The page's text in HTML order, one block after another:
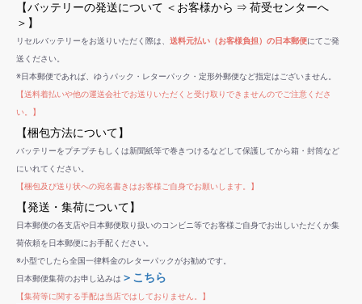
【バッテリーの発送について ＜お客様から ⇒ 荷受センターへ
＞】
リセルバッテリーをお送りいただく際は、 送料元払い（お客様負担）の日本郵便にてご発
送ください。
※日本郵便であれば、ゆうパック・レターパック・定形外郵便など指定はございません。
【送料着払いや他の運送会社でお送りいただくと受け取りできませんのでご注意くださ
い。】
【梱包方法について】
バッテリーをプチプチもしくは新聞紙等で巻きつけるなどして保護してから箱・封筒など
にいれてください。
【梱包及び送り状への宛名書きはお客様ご自身でお願いします。】
【発送・集荷について】
日本郵便の各支店や日本郵便取り扱いのコンビニ等でお客様ご自身でお出しいただくか集
荷依頼を日本郵便にお手配ください。
※小型でしたら全国一律料金のレターパックがお勧めです。
日本郵便集荷のお申し込みは ＞こちら
【集荷等に関する手配は当店ではしておりません。】